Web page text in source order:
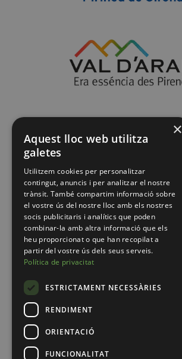
×
Aquest lloc web utilitza
galetes
Utilitzem cookies per personalitzar
contingut, anuncis i per analitzar el nostre
trànsit. També compartim informació sobre
el vostre ús del nostre lloc amb els nostres
socis publicitaris i analítics que poden
combinar-la amb altra informació que els
heu proporcionat o que han recopilat a
partir del vostre ús dels seus serveis.
Política de privacitat
ESTRICTAMENT NECESSÀRIES
RENDIMENT
ORIENTACIÓ
FUNCIONALITAT